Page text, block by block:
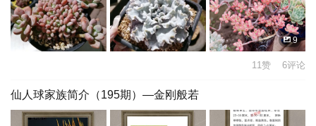
9
11赞 6评论
仙人球家族简介（195期）—金刚般若